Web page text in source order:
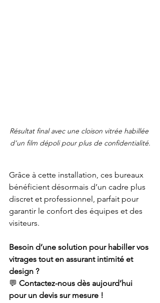
Résultat final avec une cloison vitrée habillée
d’un film dépoli pour plus de confidentialité.
Grâce à cette installation, ces bureaux
bénéficient désormais d’un cadre plus
discret et professionnel, parfait pour
garantir le confort des équipes et des
visiteurs.
Besoin d’une solution pour habiller vos
vitrages tout en assurant intimité et
design ?
💬 Contactez-nous dès aujourd’hui
pour un devis sur mesure !